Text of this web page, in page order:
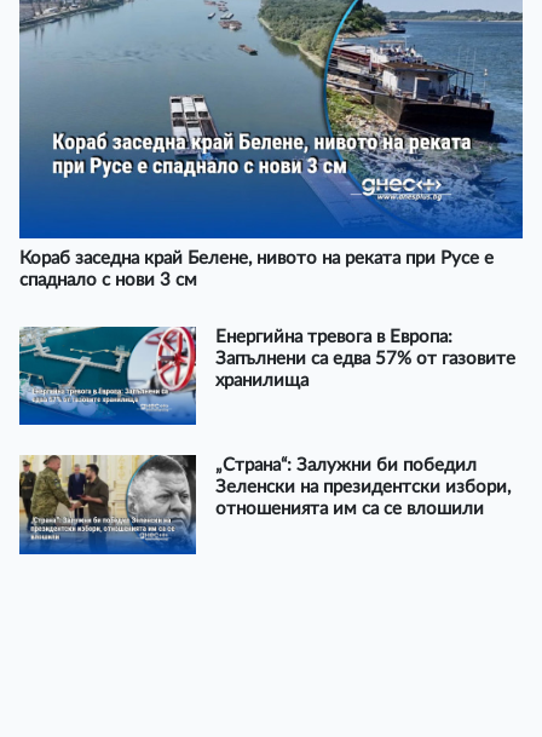
Кораб заседна край Белене, нивото на реката при Русе е
спаднало с нови 3 см
Енергийна тревога в Европа:
Запълнени са едва 57% от газовите
хранилища
„Страна“: Залужни би победил
Зеленски на президентски избори,
отношенията им са се влошили